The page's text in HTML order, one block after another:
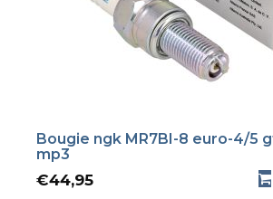
Bougie ngk MR7BI-8 euro-4/5
mp3
€44,95